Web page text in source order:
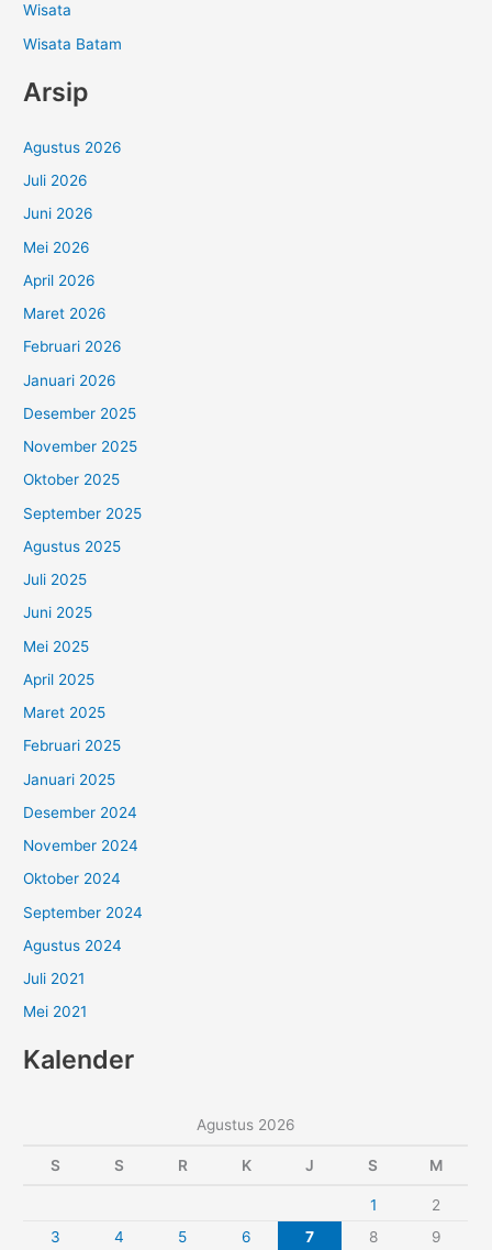
Wisata
Wisata Batam
Arsip
Agustus 2026
Juli 2026
Juni 2026
Mei 2026
April 2026
Maret 2026
Februari 2026
Januari 2026
Desember 2025
November 2025
Oktober 2025
September 2025
Agustus 2025
Juli 2025
Juni 2025
Mei 2025
April 2025
Maret 2025
Februari 2025
Januari 2025
Desember 2024
November 2024
Oktober 2024
September 2024
Agustus 2024
Juli 2021
Mei 2021
Kalender
Agustus 2026
S S R K J S M
1
2
3
4 5 6 7 8 9